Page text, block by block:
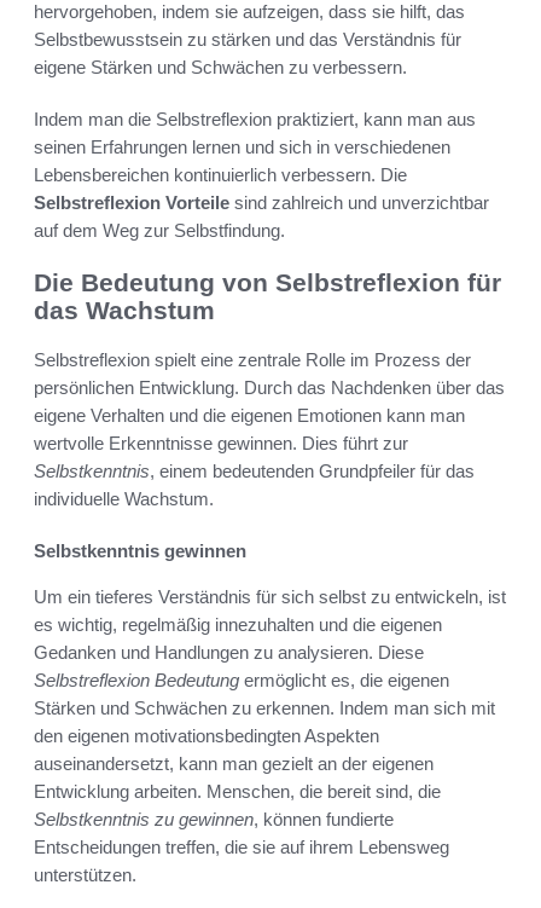
hervorgehoben, indem sie aufzeigen, dass sie hilft, das
Selbstbewusstsein zu stärken und das Verständnis für
eigene Stärken und Schwächen zu verbessern.
Indem man die Selbstreflexion praktiziert, kann man aus
seinen Erfahrungen lernen und sich in verschiedenen
Lebensbereichen kontinuierlich verbessern. Die
Selbstreflexion Vorteile sind zahlreich und unverzichtbar
auf dem Weg zur Selbstfindung.
Die Bedeutung von Selbstreflexion für
das Wachstum
Selbstreflexion spielt eine zentrale Rolle im Prozess der
persönlichen Entwicklung. Durch das Nachdenken über das
eigene Verhalten und die eigenen Emotionen kann man
wertvolle Erkenntnisse gewinnen. Dies führt zur
Selbstkenntnis, einem bedeutenden Grundpfeiler für das
individuelle Wachstum.
Selbstkenntnis gewinnen
Um ein tieferes Verständnis für sich selbst zu entwickeln, ist
es wichtig, regelmäßig innezuhalten und die eigenen
Gedanken und Handlungen zu analysieren. Diese
Selbstreflexion Bedeutung ermöglicht es, die eigenen
Stärken und Schwächen zu erkennen. Indem man sich mit
den eigenen motivationsbedingten Aspekten
auseinandersetzt, kann man gezielt an der eigenen
Entwicklung arbeiten. Menschen, die bereit sind, die
Selbstkenntnis zu gewinnen, können fundierte
Entscheidungen treffen, die sie auf ihrem Lebensweg
unterstützen.